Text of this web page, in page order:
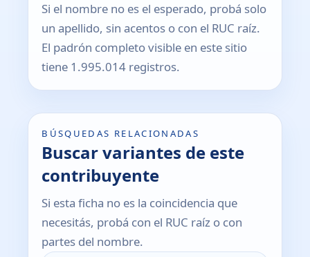
Si el nombre no es el esperado, probá solo
un apellido, sin acentos o con el RUC raíz.
El padrón completo visible en este sitio
tiene 1.995.014 registros.
BÚSQUEDAS RELACIONADAS
Buscar variantes de este
contribuyente
Si esta ficha no es la coincidencia que
necesitás, probá con el RUC raíz o con
partes del nombre.